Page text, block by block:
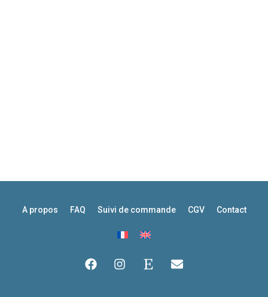
A propos FAQ Suivi de commande CGV Contact